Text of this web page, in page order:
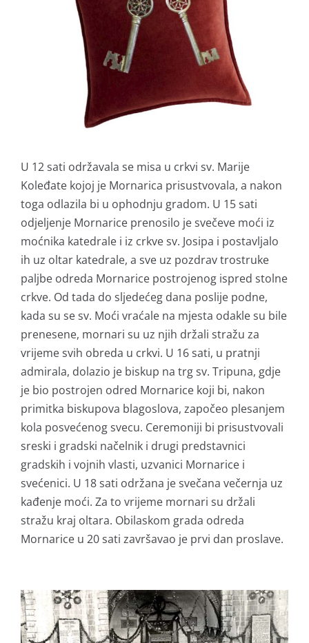
U 12 sati održavala se misa u crkvi sv. Marije
Koleđate kojoj je Mornarica prisustvovala, a nakon
toga odlazila bi u ophodnju gradom. U 15 sati
odjeljenje Mornarice prenosilo je svečeve moći iz
moćnika katedrale i iz crkve sv. Josipa i postavljalo
ih uz oltar katedrale, a sve uz pozdrav trostruke
paljbe odreda Mornarice postrojenog ispred stolne
crkve. Od tada do sljedećeg dana poslije podne,
kada su se sv. Moći vraćale na mjesta odakle su bile
prenesene, mornari su uz njih držali stražu za
vrijeme svih obreda u crkvi. U 16 sati, u pratnji
admirala, dolazio je biskup na trg sv. Tripuna, gdje
je bio postrojen odred Mornarice koji bi, nakon
primitka biskupova blagoslova, započeo plesanjem
kola posvećenog svecu. Ceremoniji bi prisustvovali
sreski i gradski načelnik i drugi predstavnici
gradskih i vojnih vlasti, uzvanici Mornarice i
svećenici. U 18 sati održana je svečana večernja uz
kađenje moći. Za to vrijeme mornari su držali
stražu kraj oltara. Obilaskom grada odreda
Mornarice u 20 sati završavao je prvi dan proslave.